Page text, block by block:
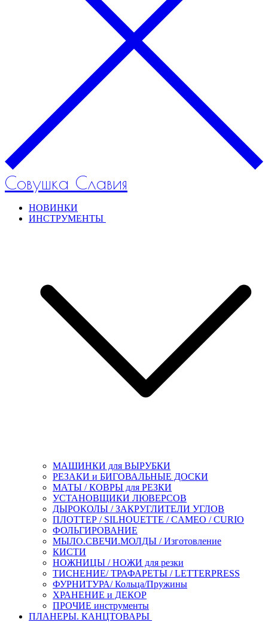
Совушка Славия
НОВИНКИ
ИНСТРУМЕНТЫ
МАШИНКИ для ВЫРУБКИ
РЕЗАКИ и БИГОВАЛЬНЫЕ ДОСКИ
МАТЫ / КОВРЫ для РЕЗКИ
УСТАНОВЩИКИ ЛЮВЕРСОВ
ДЫРОКОЛЫ / ЗАКРУГЛИТЕЛИ УГЛОВ
ПЛОТТЕР / SILHOUETTE / CAMEO / CURIO
ФОЛЬГИРОВАНИЕ
МЫЛО.СВЕЧИ.МОЛДЫ / Изготовление
КИСТИ
НОЖНИЦЫ / НОЖИ для резки
ТИСНЕНИЕ/ ТРАФАРЕТЫ / LETTERPRESS
ФУРНИТУРА/ Кольца/Пружины
ХРАНЕНИЕ и ДЕКОР
ПРОЧИЕ инструменты
ПЛАНЕРЫ. КАНЦТОВАРЫ